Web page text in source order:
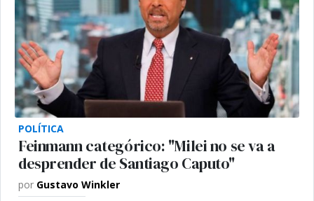
POLÍTICA
Feinmann categórico: "Milei no se va a
desprender de Santiago Caputo"
por Gustavo Winkler